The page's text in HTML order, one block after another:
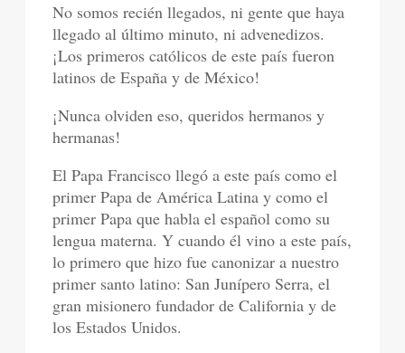
No somos recién llegados, ni gente que haya
llegado al último minuto, ni advenedizos.
¡Los primeros católicos de este país fueron
latinos de España y de México!
¡Nunca olviden eso, queridos hermanos y
hermanas!
El Papa Francisco llegó a este país como el
primer Papa de América Latina y como el
primer Papa que habla el español como su
lengua materna. Y cuando él vino a este país,
lo primero que hizo fue canonizar a nuestro
primer santo latino: San Junípero Serra, el
gran misionero fundador de California y de
los Estados Unidos.